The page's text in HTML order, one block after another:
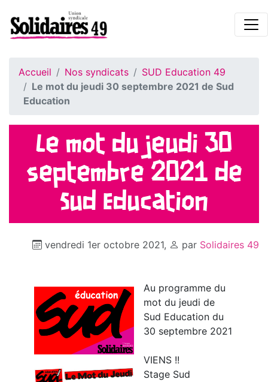
Accueil Nos syndicats
SUD Education 49
Le mot du jeudi 30 septembre 2021 de Sud
Education
Le mot du jeudi 30
septembre 2021 de
Sud Education
vendredi 1er octobre 2021, par Solidaires 49
Au programme du
mot du jeudi de
Sud Education du
30 septembre 2021
VIENS !!
Stage Sud